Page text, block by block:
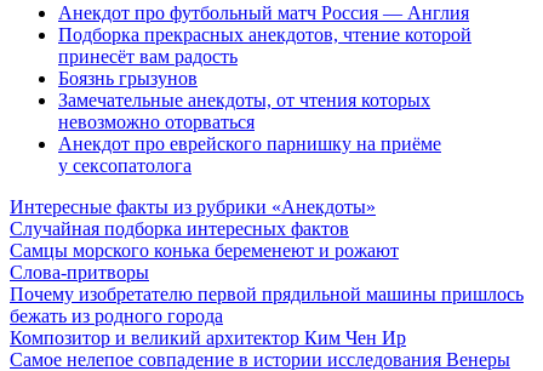
Анекдот про футбольный матч Россия — Англия
Подборка прекрасных анекдотов, чтение которой
принесёт вам радость
Боязнь грызунов
Замечательные анекдоты, от чтения которых
невозможно оторваться
Анекдот про еврейского парнишку на приёме
у сексопатолога
Интересные факты из рубрики «Анекдоты»
Случайная подборка интересных фактов
Самцы морского конька беременеют и рожают
Слова-притворы
Почему изобретателю первой прядильной машины пришлось
бежать из родного города
Композитор и великий архитектор Ким Чен Ир
Самое нелепое совпадение в истории исследования Венеры